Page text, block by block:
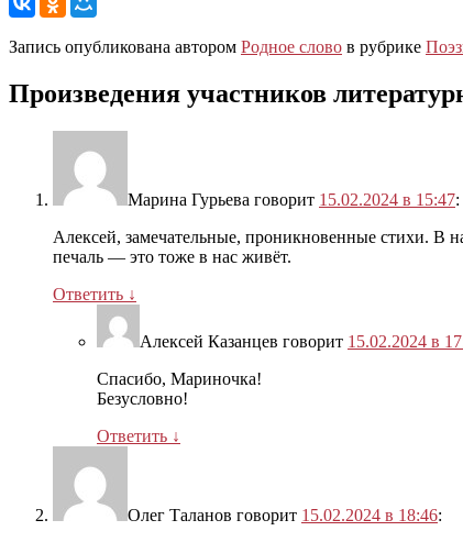
Запись опубликована автором Родное слово в рубрике
Произведения участников
Марина Гурьева говорит 15.02.2024 в 15:47:
Алексей, замечательные, проникновенные стихи. В
печаль — это тоже в нас живёт.
Ответить ↓
Алексей Казанцев говорит 15.02.2024 в
Спасибо, Мариночка!
Безусловно!
Ответить ↓
Олег Таланов говорит 15.02.2024 в 18:46: